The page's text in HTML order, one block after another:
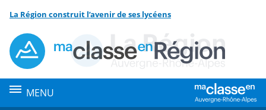
Menu de la rubrique
Contenu
La Région construit l’avenir de ses lycéens
MENU